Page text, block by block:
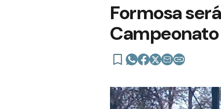
Formosa